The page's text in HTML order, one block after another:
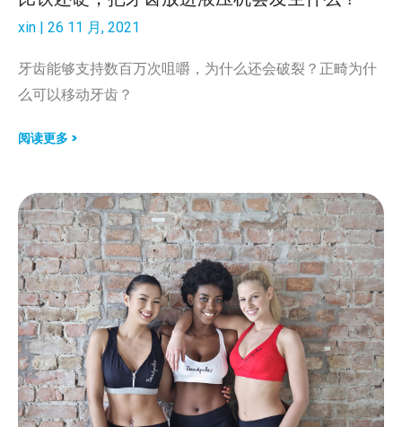
xin 26 11 月, 2021
牙齿能够支持数百万次咀嚼，为什么还会破裂？正畸为什
么可以移动牙齿？
阅读更多 >